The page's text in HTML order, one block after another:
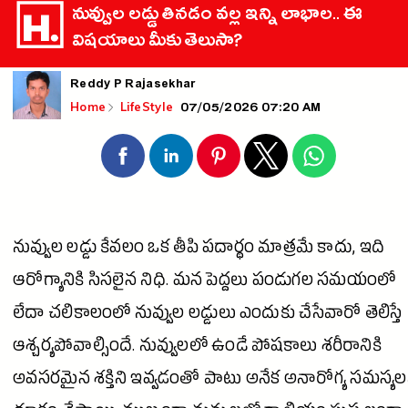
నువ్వుల లడ్డు తినడం వల్ల ఇన్ని లాభాల.. ఈ
విషయాలు మీకు తెలుసా?
Reddy P Rajasekhar
Home LifeStyle 07/05/2026 07:20 AM
నువ్వుల లడ్డు కేవలం ఒక తీపి పదార్థం మాత్రమే కాదు, ఇది
ఆరోగ్యానికి సిసలైన నిధి. మన పెద్దలు పండుగల సమయంలో
లేదా చలికాలంలో నువ్వుల లడ్డులు ఎందుకు చేసేవారో తెలిస్తే
ఆశ్చర్యపోవాల్సిందే. నువ్వులలో ఉండే పోషకాలు శరీరానికి
అవసరమైన శక్తిని ఇవ్వడంతో పాటు అనేక అనారోగ్య